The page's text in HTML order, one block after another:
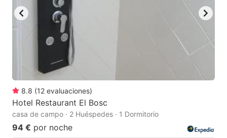
8.8 (12 evaluaciones)
Hotel Restaurant El Bosc
casa de campo · 2 Huéspedes · 1 Dormitorio
94 € por noche